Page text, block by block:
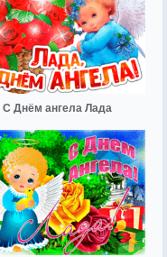
С Днём ангела Лада